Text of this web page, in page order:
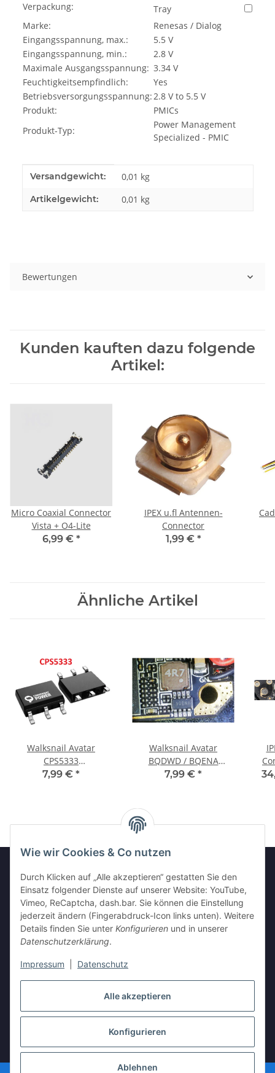
Alle akzeptieren
Konfigurieren
Ablehnen
Wie wir Cookies & Co nutzen
Durch Klicken auf „Alle akzeptieren“ gestatten Sie den
Einsatz folgender Dienste auf unserer Website: YouTube,
Vimeo, ReCaptcha, dash.bar. Sie können die Einstellung
jederzeit ändern (Fingerabdruck-Icon links unten). Weitere
Details finden Sie unter Konfigurieren und in unserer
Datenschutzerklärung.
Impressum Datenschutz
Verpackung:
Tray
Marke:
Renesas / Dialog
Eingangsspannung, max.:
5.5 V
Eingangsspannung, min.:
2.8 V
Maximale Ausgangsspannung: 3.34 V
Feuchtigkeitsempfindlich:
Yes
Betriebsversorgungsspannung:2.8 V to 5.5 V
Produkt:
PMICs
Produkt-Typ:
Power Management
Specialized - PMIC
Produkteigenschaft
Wert
Versandgewicht: 0,01 kg
Artikelgewicht: 0,01 kg
Bewertungen
Kunden kauften dazu folgende
Artikel:
Micro Coaxial Connector
Vista + O4-Lite
6,99 € *
IPEX u.fl Antennen-
Connector
1,99 € *
Ähnliche Artikel
Walksnail Avatar
CPS5333
Spannungswandler 6
7,99 € *
Walksnail Avatar
BQDWD / BQENA
Spannungswandler 8
7,99 € *
GESETZLICHE INFORMATIONEN
INFORMATIONEN
* Alle Preise inkl. gesetzlicher USt., zzgl.Versand